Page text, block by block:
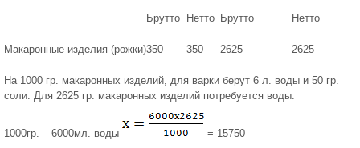
Брутто Нетто Брутто Нетто
Макаронные изделия (рожки)350 350 2625 2625
На 1000 гр. макаронных изделий, для варки берут 6 л. воды и 50 гр.
соли. Для 2625 гр. макаронных изделий потребуется воды:
1000гр. – 6000мл. воды
= 15750